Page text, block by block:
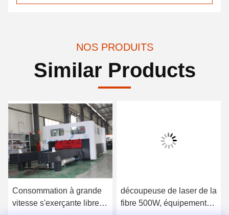
NOS PRODUITS
Similar Products
Consommation à grande
vitesse s'exerçante libre
découpeuse de laser de la
fibre 500W, équipement